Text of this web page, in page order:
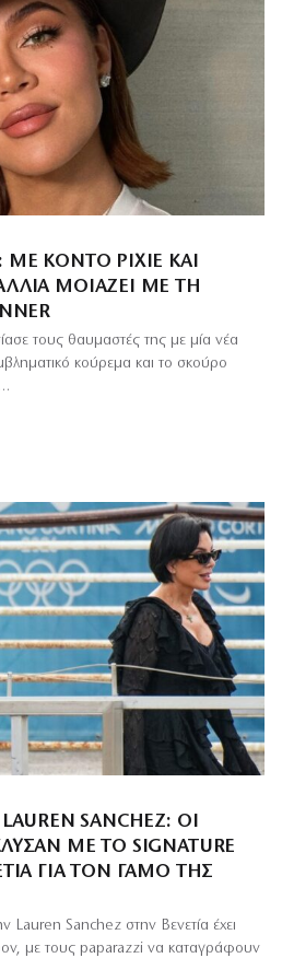
ΜΕ ΚΟΝΤΌ PIXIE ΚΑΙ
ΜΟΙΆΖΕΙ ΜΕ ΤΗ
τους θαυμαστές της με μία νέα
κούρεμα και το σκούρο
SANCHEZ: ΟΙ
ΜΕ ΤΟ SIGNATURE
ΓΙΑ ΤΟΝ ΓΆΜΟ ΤΗΣ
Sanchez στην Βενετία έχει
με τους paparazzi να καταγράφουν